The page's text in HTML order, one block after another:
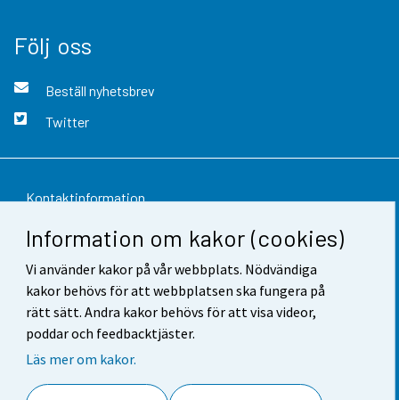
Information om kakor (cookies)
Vi använder kakor på vår webbplats. Nödvändiga
kakor behövs för att webbplatsen ska fungera på
rätt sätt. Andra kakor behövs för att visa videor,
poddar och feedbacktjäster.
Läs mer om kakor.
Följ oss
Beställ nyhetsbrev
Twitter
Kontaktinformation
Respons
Användarvillkor
Dataskydd
Tillgänglighet